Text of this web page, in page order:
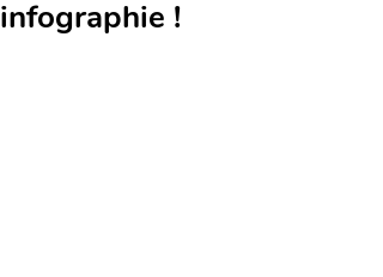
infographie !